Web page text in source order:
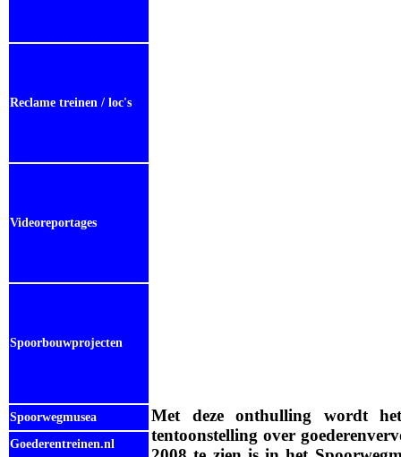
Reclame treinen / loc's
Videoreportages
Spoorbouwprojecten
Spoorwegmusea
Met deze onthulling wordt
tentoonstelling over
Goederentreinen.nl